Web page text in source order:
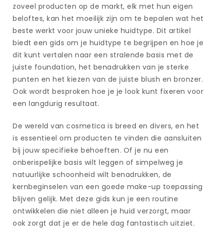
zoveel producten op de markt, elk met hun eigen
beloftes, kan het moeilijk zijn om te bepalen wat het
beste werkt voor jouw unieke huidtype. Dit artikel
biedt een gids om je huidtype te begrijpen en hoe je
dit kunt vertalen naar een stralende basis met de
juiste foundation, het benadrukken van je sterke
punten en het kiezen van de juiste blush en bronzer.
Ook wordt besproken hoe je je look kunt fixeren voor
een langdurig resultaat.
De wereld van cosmetica is breed en divers, en het
is essentieel om producten te vinden die aansluiten
bij jouw specifieke behoeften. Of je nu een
onberispelijke basis wilt leggen of simpelweg je
natuurlijke schoonheid wilt benadrukken, de
kernbeginselen van een goede make-up toepassing
blijven gelijk. Met deze gids kun je een routine
ontwikkelen die niet alleen je huid verzorgt, maar
ook zorgt dat je er de hele dag fantastisch uitziet.